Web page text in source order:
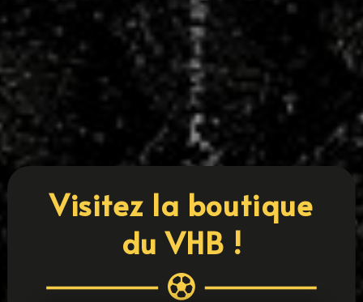
collectifs avec cinq équipes qualifiées pour les
finales de la Coupe 54. Une belle performance
qui place le club parmi les plus représentés sur
cette édition. Sont en...
LIRE PLUS
« ENTRÉES PRÉCÉDENTES
ENTRÉES SUIVANTES »
Visitez la boutique
du VHB !
